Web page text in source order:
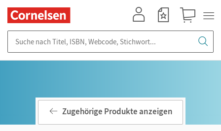
Zugehörige Produkte anzeigen